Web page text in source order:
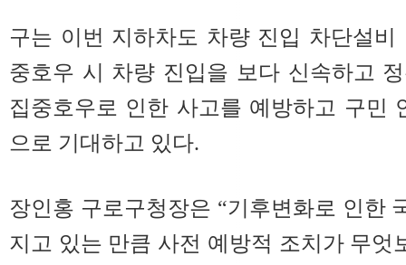
구는 이번 지하차도 차량 진입 차단설비
중호우 시 차량 진입을 보다 신속하고
집중호우로 인한 사고를 예방하고 구민
으로 기대하고 있다.
장인홍 구로구청장은 “기후변화로 인한
지고 있는 만큼 사전 예방적 조치가 무엇